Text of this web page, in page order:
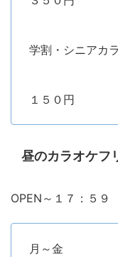
学割・シニアカ
１５０円
昼のカラオケフ
OPEN～１７：５９
月～金